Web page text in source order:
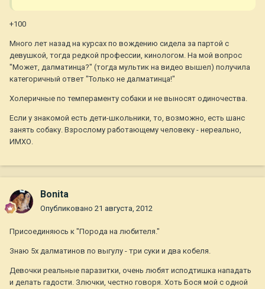
+100
Много лет назад на курсах по вождению сидела за партой с
девушкой, тогда редкой профессии, кинологом. На мой вопрос
"Может, далматинца?" (тогда мультик на видео вышел) получила
категоричный ответ "Только не далматинца!"
Холеричные по темпераменту собаки и не выносят одиночества.
Если у знакомой есть дети-школьники, то, возможно, есть шанс
занять собаку. Взрослому работающему человеку - нереально,
ИМХО.
Bonita
Опубликовано 21 августа, 2012
Присоединяюсь к "Порода на любителя."
Знаю 5х далматинов по выгулу - три суки и два кобеля.
Девочки реальные паразитки, очень любят исподтишка нападать
и делать гадости. Злючки, честно говоря. Хоть Бося мой с одной